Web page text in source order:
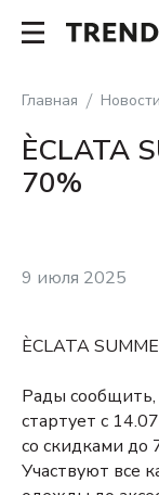
Главная Новости
ÈCLATA
70%
9 июля 2025
ÈCLATA
Рады
стартует с
со скидками до
Участвуют все